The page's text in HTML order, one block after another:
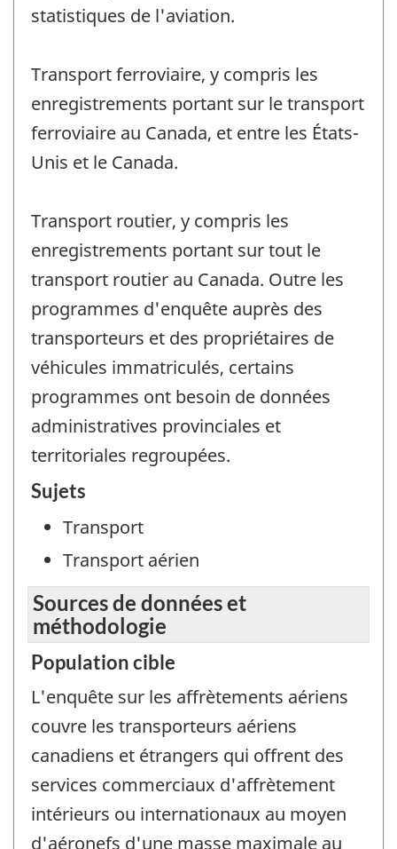
statistiques de l'aviation.
Transport ferroviaire, y compris les
enregistrements portant sur le transport
ferroviaire au Canada, et entre les États-
Unis et le Canada.
Transport routier, y compris les
enregistrements portant sur tout le
transport routier au Canada. Outre les
programmes d'enquête auprès des
transporteurs et des propriétaires de
véhicules immatriculés, certains
programmes ont besoin de données
administratives provinciales et
territoriales regroupées.
Sujets
Transport
Transport aérien
Sources de données et
méthodologie
Population cible
L'enquête sur les affrètements aériens
couvre les transporteurs aériens
canadiens et étrangers qui offrent des
services commerciaux d'affrètement
intérieurs ou internationaux au moyen
d'aéronefs d'une masse maximale au